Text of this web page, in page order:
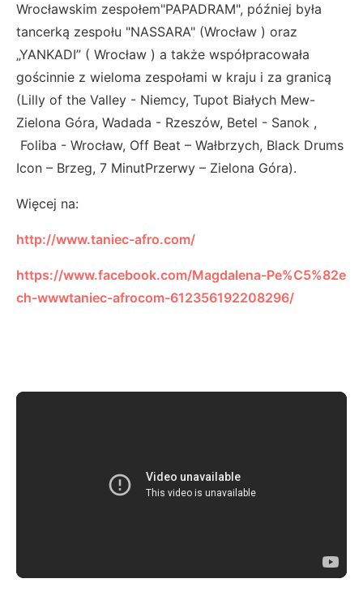
Wrocławskim zespołem"PAPADRAM", później była
tancerką zespołu "NASSARA" (Wrocław ) oraz
„YANKADI” ( Wrocław ) a także współpracowała
gościnnie z wieloma zespołami w kraju i za granicą
(Lilly of the Valley - Niemcy, Tupot Białych Mew-
Zielona Góra, Wadada - Rzeszów, Betel - Sanok ,
Foliba - Wrocław, Off Beat – Wałbrzych, Black Drums
Icon – Brzeg, 7 MinutPrzerwy – Zielona Góra).
Więcej na:
http://www.taniec-afro.com/
https://www.facebook.com/Magdalena-Pe%C5%82e
ch-wwwtaniec-afrocom-612356192208296/